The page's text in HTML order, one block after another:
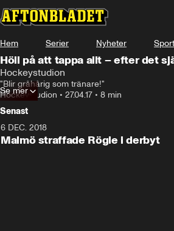
Hem Serier Nyheter Sport
Höll på att tappa allt – efter det
Hockeystudion
"Blir gråhårig som tränare!"
Hockeystudion • 27.04.17 • 8 min
Se mer
Senast
6 DEC. 2018
Malmö straffade Rögle i derbyt